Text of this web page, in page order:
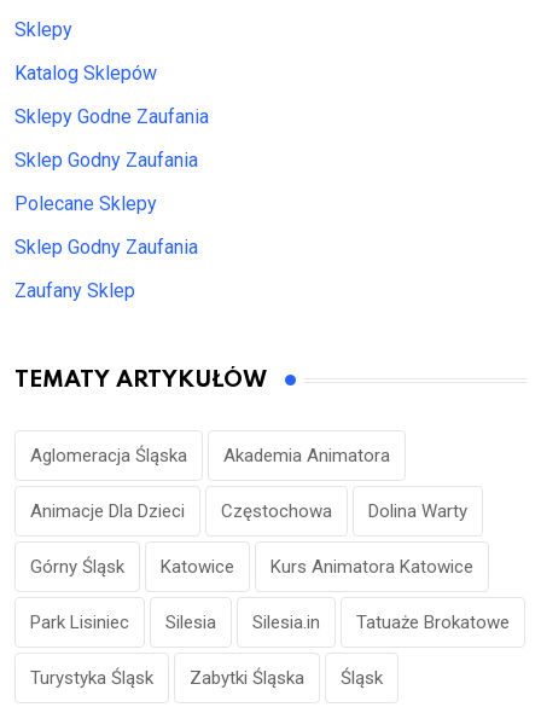
Sklepy
Katalog Sklepów
Sklepy Godne Zaufania
Sklep Godny Zaufania
Polecane Sklepy
Sklep Godny Zaufania
Zaufany Sklep
TEMATY ARTYKUŁÓW
Aglomeracja Śląska Akademia Animatora
Animacje Dla Dzieci Częstochowa Dolina Warty
Górny Śląsk Katowice Kurs Animatora Katowice
Park Lisiniec Silesia Silesia.in Tatuaże Brokatowe
Turystyka Śląsk Zabytki Śląska Śląsk